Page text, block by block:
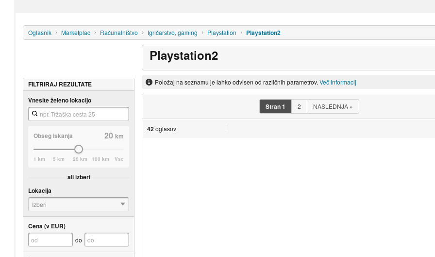
Oglasnik Marketplac Računalništvo Igričarstvo, gaming Playstation Playstation2
Playstation2
Položaj na seznamu je lahko odvisen od različnih parametrov. Več informacij
Stran1 2 NASLEDNJA »
42oglasov
FILTRIRAJ REZULTATE
Vnesite želeno lokacijo
Obseg iskanja 20km
1 km 5 km 20 km 100 km Vse
ali izberi
Lokacija
Izberi
Cena (v EUR)
do